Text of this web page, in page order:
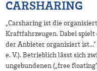
CARSHARING
„Carsharing ist die
Kraftfahrzeugen. Dabei
der Anbieter organisiert
e. V.). Betrieblich lässt sich
ungebundenen („free